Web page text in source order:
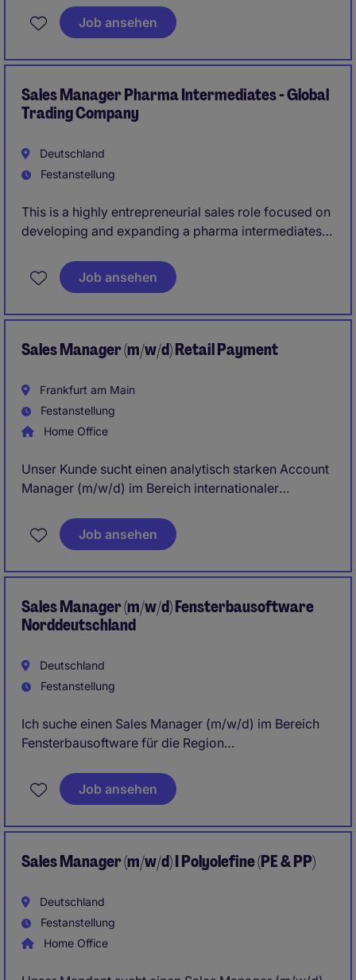
Job ansehen
Sales Manager Pharma Intermediates - Global
Trading Company
Deutschland
Festanstellung
This is a highly entrepreneurial sales role focused on
developing and expanding a pharma intermediates
ownership of both customer development and
supplier sourcing, with a strong focus on profitability
Job ansehen
Sales Manager (m/w/d) Retail Payment
Frankfurt am Main
Festanstellung
Home Office
Unser Kunde sucht einen analytisch starken Account
Manager (m/w/d) im Bereich internationaler
Entwicklung von Retail-Partnern. Die Rolle ist eine
klassische Inside-Sales-Position mit starkem Fokus
Fokus auf Bestandskundenentwicklung, Upselling
Betreuung von Retail-Partnern im internationalen
Job ansehen
Sales Manager (m/w/d) Fensterbausoftware
Norddeutschland
Deutschland
Festanstellung
Ich suche einen Sales Manager (m/w/d) im Bereich
Fensterbausoftware für die Region
Vertriebler (m/w/d) mit mehrjährigen
Vertriebskenntnissen im Bereich Fensterbausoftware,
Job ansehen
Sales Manager (m/w/d) I Polyolefine (PE & PP)
Deutschland
Festanstellung
Home Office